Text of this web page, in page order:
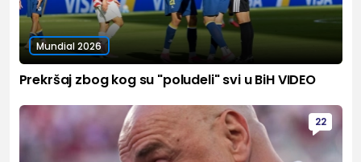
Mundial 2026
Prekršaj zbog kog su "poludeli" svi u BiH VIDEO
22